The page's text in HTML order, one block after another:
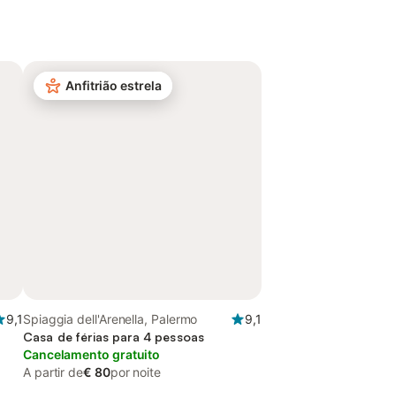
9,1
Anfitrião estrela
Spiaggia dell'Arenella, Palermo
9,1
Casa de férias para 4 pessoas
Cancelamento gratuito
A partir de€ 80por noite